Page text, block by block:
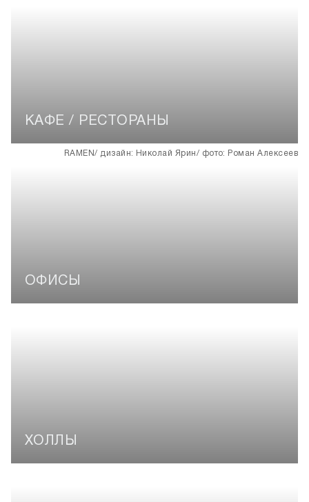
КАФЕ / РЕСТОРАНЫ
ОФИСЫ
ХОЛЛЫ